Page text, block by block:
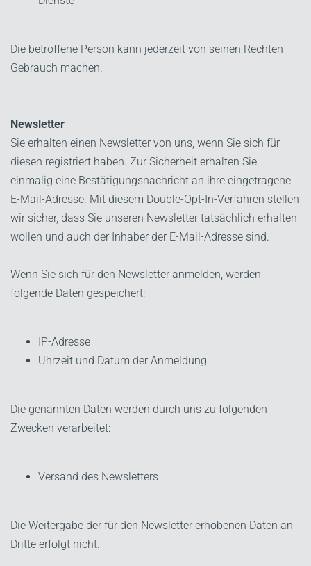
Die betroffene Person kann jederzeit von seinen Rechten
Gebrauch machen.
Newsletter
Sie erhalten einen Newsletter von uns, wenn Sie sich für
diesen registriert haben. Zur Sicherheit erhalten Sie
einmalig eine Bestätigungsnachricht an ihre eingetragene
E-Mail-Adresse. Mit diesem Double-Opt-In-Verfahren stellen
wir sicher, dass Sie unseren Newsletter tatsächlich erhalten
wollen und auch der Inhaber der E-Mail-Adresse sind.
Wenn Sie sich für den Newsletter anmelden, werden
folgende Daten gespeichert:
IP-Adresse
Uhrzeit und Datum der Anmeldung
Die genannten Daten werden durch uns zu folgenden
Zwecken verarbeitet:
Versand des Newsletters
Die Weitergabe der für den Newsletter erhobenen Daten an
Dritte erfolgt nicht.